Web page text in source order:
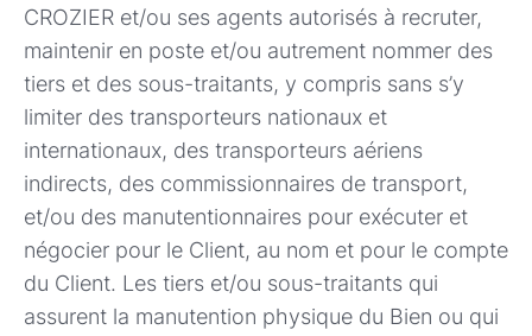
CROZIER et/ou ses agents autorisés à recruter,
maintenir en poste et/ou autrement nommer des
tiers et des sous-traitants, y compris sans s’y
limiter des transporteurs nationaux et
internationaux, des transporteurs aériens
indirects, des commissionnaires de transport,
et/ou des manutentionnaires pour exécuter et
négocier pour le Client, au nom et pour le compte
du Client. Les tiers et/ou sous-traitants qui
assurent la manutention physique du Bien ou qui